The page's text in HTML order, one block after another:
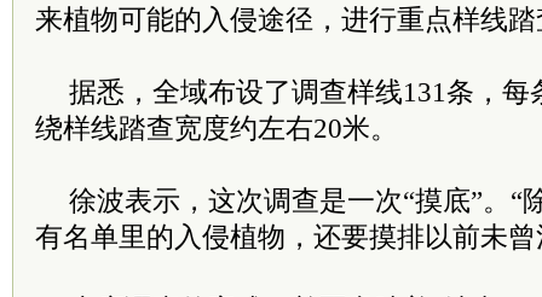
来植物可能的入侵途径，进行重点样线
据悉，全域布设了调查样线131条，
绕样线踏查宽度约左右20米。
徐波表示，这次调查是一次“摸底”。“
有名单里的入侵植物，还要摸排以前未